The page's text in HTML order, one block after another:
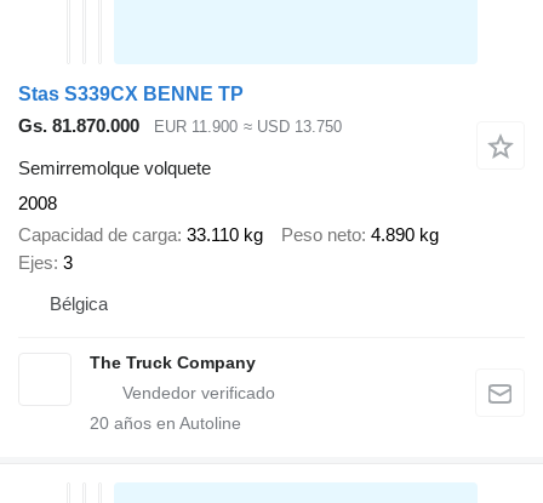
Stas S339CX BENNE TP
Gs. 81.870.000
EUR 11.900 ≈ USD 13.750
Semirremolque volquete
2008
Capacidad de carga 33.110 kg Peso neto 4.890 kg
Ejes 3
Bélgica
The Truck Company
20 años en Autoline